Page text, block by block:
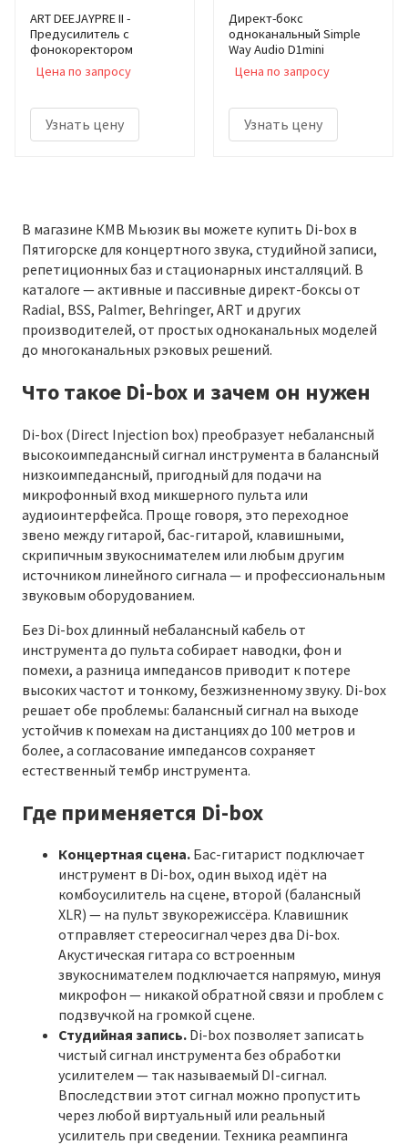
ART DEEJAYPRE II -
Предусилитель с
фонокоректором
Цена по запросу
Узнать цену
Директ-бокс
одноканальный Simple
Way Audio D1mini
Цена по запросу
Узнать цену
В магазине КМВ Мьюзик вы можете купить Di-box в
Пятигорске для концертного звука, студийной записи,
репетиционных баз и стационарных инсталляций. В
каталоге — активные и пассивные директ-боксы от
Radial, BSS, Palmer, Behringer, ART и других
производителей, от простых одноканальных моделей
до многоканальных рэковых решений.
Что такое Di-box и зачем он нужен
Di-box (Direct Injection box) преобразует небалансный
высокоимпедансный сигнал инструмента в балансный
низкоимпедансный, пригодный для подачи на
микрофонный вход микшерного пульта или
аудиоинтерфейса. Проще говоря, это переходное
звено между гитарой, бас-гитарой, клавишными,
скрипичным звукоснимателем или любым другим
источником линейного сигнала — и профессиональным
звуковым оборудованием.
Без Di-box длинный небалансный кабель от
инструмента до пульта собирает наводки, фон и
помехи, а разница импедансов приводит к потере
высоких частот и тонкому, безжизненному звуку. Di-box
решает обе проблемы: балансный сигнал на выходе
устойчив к помехам на дистанциях до 100 метров и
более, а согласование импедансов сохраняет
естественный тембр инструмента.
Где применяется Di-box
Концертная сцена. Бас-гитарист подключает
инструмент в Di-box, один выход идёт на
комбоусилитель на сцене, второй (балансный
XLR) — на пульт звукорежиссёра. Клавишник
отправляет стереосигнал через два Di-box.
Акустическая гитара со встроенным
звукоснимателем подключается напрямую, минуя
микрофон — никакой обратной связи и проблем с
подзвучкой на громкой сцене.
Студийная запись. Di-box позволяет записать
чистый сигнал инструмента без обработки
усилителем — так называемый DI-сигнал.
Впоследствии этот сигнал можно пропустить
через любой виртуальный или реальный
усилитель при сведении. Техника реампинга